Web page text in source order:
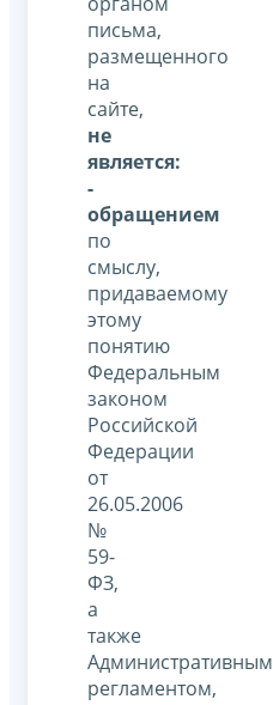
письма,
размещенного
на
сайте,
не
является:
-
обращением
по
смыслу,
придаваемому
этому
понятию
Федеральным
законом
Российской
Федерации
от
26.05.2006
№
59-
ФЗ,
а
также
Административным
регламентом,